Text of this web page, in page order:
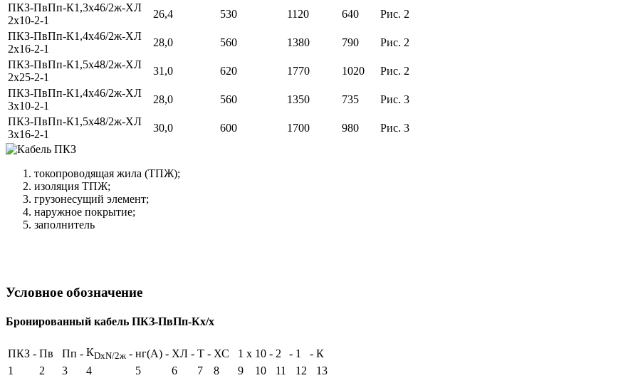
ПКЗ-ПвПп-К1,3х46/2ж-ХЛ
2х10-2-1
26,4 530 1120 640
Рис. 2
ПКЗ-ПвПп-К1,4х46/2ж-ХЛ
2х16-2-1
28,0 560 1380 790
Рис. 2
ПКЗ-ПвПп-К1,5х48/2ж-ХЛ
2х25-2-1
31,0 620 1770 1020
Рис. 2
ПКЗ-ПвПп-К1,4х46/2ж-ХЛ
3х10-2-1
28,0 560 1350 735
Рис. 3
ПКЗ-ПвПп-К1,5х48/2ж-ХЛ
3х16-2-1
30,0 600 1700 980 Рис. 3
токопроводящая жила (ТПЖ);
изоляция ТПЖ;
грузонесущий элемент;
наружное покрытие;
заполнитель
Условное обозначение
Бронированный кабель ПКЗ-ПвПп-Кх/х
ПКЗ - Пв Пп - КDxN/2ж - нг(А) - ХЛ - Т - ХС 1 х 10 - 2 - 1 - К
1
2 3 4 5 6 7 8 9 10 11 12
13